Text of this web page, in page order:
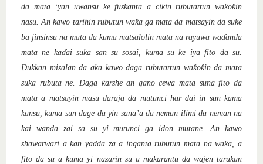
da mata ‘yan uwansu ke fuskanta a cikin rubutattun waƙoƙin
nasu. An kawo tarihin rubutun waƙa ga mata da matsayin da suke
ba jinsinsu na mata da kuma matsalolin mata na rayuwa waɗanda
mata ne kaɗai suka san su sosai, kuma su ke iya fito da su.
Dukkan misalan da aka kawo daga rubutattun waƙoƙin da mata
suka rubuta ne. Daga ƙarshe an gano cewa mata suna fito da
mata a matsayin masu daraja da mutunci har dai in sun kama
kansu, kuma sun dage da yin sana’a da neman ilimi da neman na
kai wanda zai sa su yi mutunci ga idon mutane. An kawo
shawarwari a kan yadda za a inganta rubutun mata na waƙa, a
fito da su a kuma yi nazarin su a makarantu da wajen tarukan